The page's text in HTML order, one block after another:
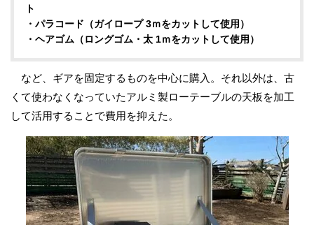
ト
・パラコード（ガイロープ 3ｍをカットして使用）
・ヘアゴム（ロングゴム・太 1ｍをカットして使用）
など、ギアを固定するものを中心に購入。それ以外は、古
くて使わなくなっていたアルミ製ローテーブルの天板を加工
して活用することで費用を抑えた。